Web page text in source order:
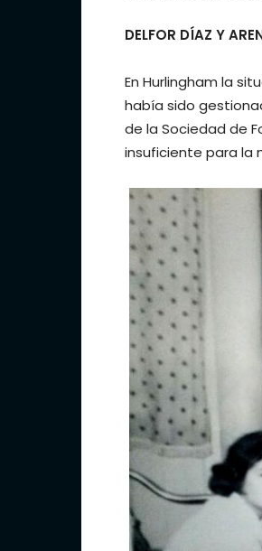
DELFOR DÍAZ Y
En Hurlingham la
había sido
de la Sociedad de
insuficiente para la